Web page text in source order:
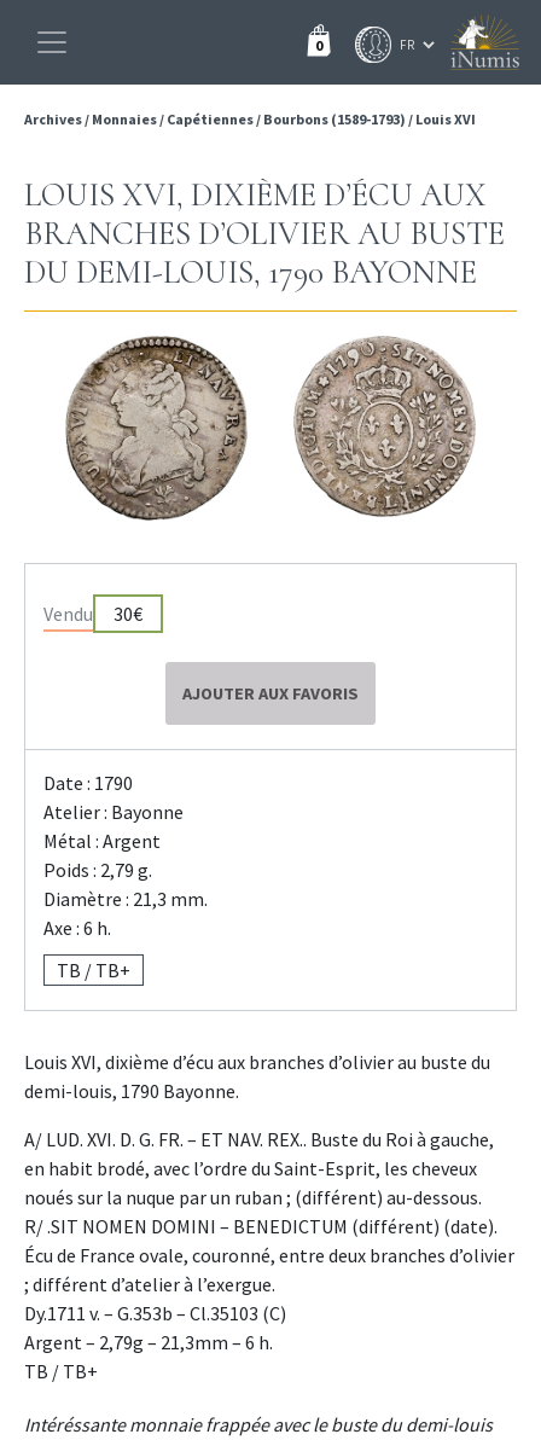
0
Archives/ Monnaies/ Capétiennes/ Bourbons (1589-1793) / Louis XVI
LOUIS XVI, DIXIÈME D’ÉCU AUX
BRANCHES D’OLIVIER AU BUSTE
DU DEMI-LOUIS, 1790 BAYONNE
Vendu 30€
AJOUTER AUX FAVORIS
Date : 1790
Atelier : Bayonne
Métal : Argent
Poids : 2,79 g.
Diamètre : 21,3 mm.
Axe : 6 h.
TB / TB+
Louis XVI, dixième d’écu aux branches d’olivier au buste du
demi-louis, 1790 Bayonne.
A/ LUD. XVI. D. G. FR. – ET NAV. REX.. Buste du Roi à gauche,
en habit brodé, avec l’ordre du Saint-Esprit, les cheveux
noués sur la nuque par un ruban ; (différent) au-dessous.
R/ .SIT NOMEN DOMINI – BENEDICTUM (différent) (date).
Écu de France ovale, couronné, entre deux branches d’olivier
; différent d’atelier à l’exergue.
Dy.1711 v. – G.353b – Cl.35103 (C)
Argent – 2,79g – 21,3mm – 6 h.
TB / TB+
Intéréssante monnaie frappée avec le buste du demi-louis